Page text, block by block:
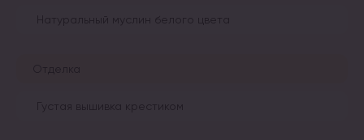
Натуральный муслин белого цвета
Отделка
Густая вышивка крестиком